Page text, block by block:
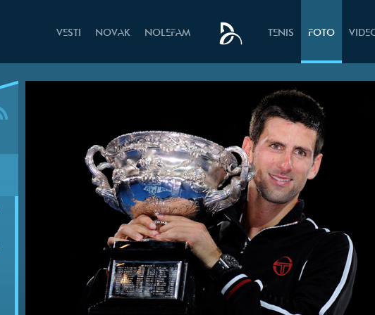
VESTI NOVAK NOLEFAM TENIS FOTO